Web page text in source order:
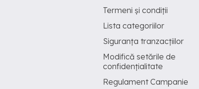
Termeni și condiții
Lista categoriilor
Siguranța tranzacțiilor
Modifică setările de
confidențialitate
Regulament Campanie